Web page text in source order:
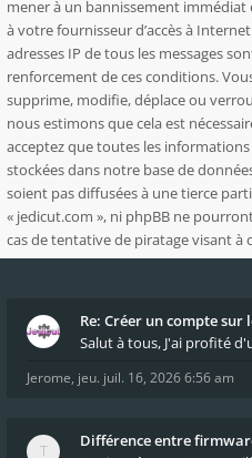
mener à un bannissement
à votre fournisseur d’accès à
adresses IP de tous les messages
renforcement de ces conditions.
supprime, modifie, déplace ou
nous estimons que cela est
acceptez que toutes les
stockées dans notre base de
soient pas diffusées à une tierce
« jedicut.com », ni phpBB ne
cas de tentative de piratage visant
Re: Créer un compte
Salut à tous, J'ai profité
Jerome, jeu. juil. 16, 2026 6:56 am
Différence entre